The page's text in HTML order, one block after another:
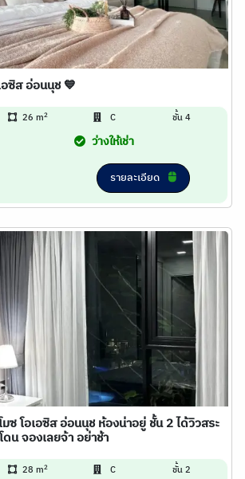
อซิส อ่อนนุช 💙
26 m2 C ชั้น 4
ว่างให้เช่า
รายละเอียด
มซ โอเอซิส อ่อนนุช ห้องน่าอยู่ ชั้น 2 ได้วิวสระ
ดน จองเลยจ้า อย่าช้า
28 m2 C ชั้น 2